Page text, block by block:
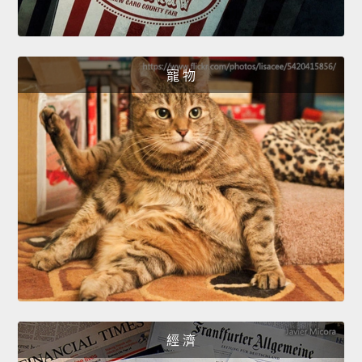
寵 物
經 濟